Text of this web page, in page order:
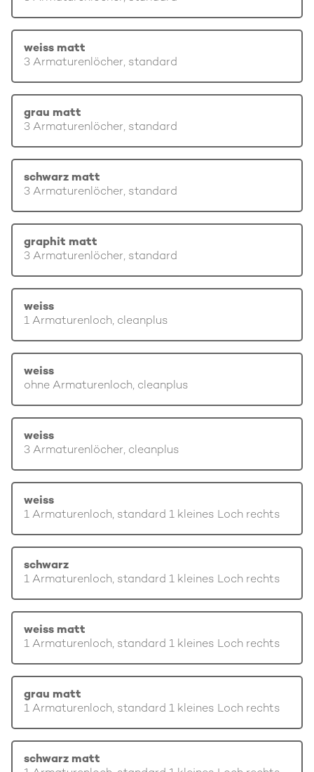
weiss matt
3 Armaturenlöcher, standard
grau matt
3 Armaturenlöcher, standard
schwarz matt
3 Armaturenlöcher, standard
graphit matt
3 Armaturenlöcher, standard
weiss
1 Armaturenloch, cleanplus
weiss
ohne Armaturenloch, cleanplus
weiss
3 Armaturenlöcher, cleanplus
weiss
1 Armaturenloch, standard 1 kleines Loch rechts
schwarz
1 Armaturenloch, standard 1 kleines Loch rechts
weiss matt
1 Armaturenloch, standard 1 kleines Loch rechts
grau matt
1 Armaturenloch, standard 1 kleines Loch rechts
schwarz matt